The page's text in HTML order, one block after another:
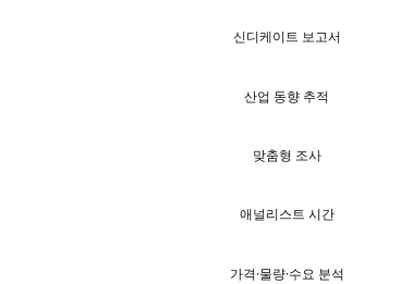
신디케이트 보고서
산업 동향 추적
맞춤형 조사
애널리스트 시간
가격·물량·수요 분석